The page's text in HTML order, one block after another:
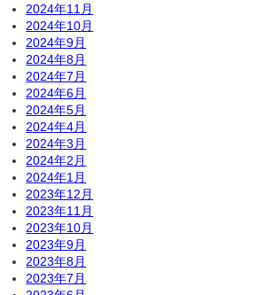
2024年11月
2024年10月
2024年9月
2024年8月
2024年7月
2024年6月
2024年5月
2024年4月
2024年3月
2024年2月
2024年1月
2023年12月
2023年11月
2023年10月
2023年9月
2023年8月
2023年7月